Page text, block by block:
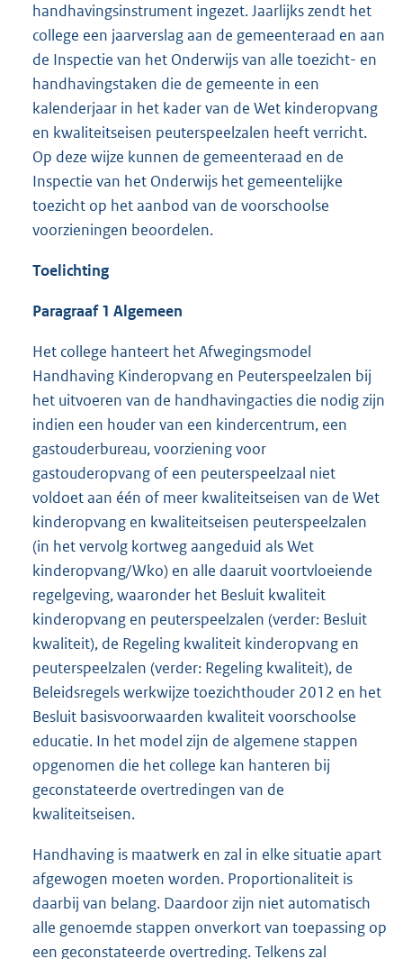
handhavingsinstrument ingezet. Jaarlijks zendt het
college een jaarverslag aan de gemeenteraad en aan
de Inspectie van het Onderwijs van alle toezicht- en
handhavingstaken die de gemeente in een
kalenderjaar in het kader van de Wet kinderopvang
en kwaliteitseisen peuterspeelzalen heeft verricht.
Op deze wijze kunnen de gemeenteraad en de
Inspectie van het Onderwijs het gemeentelijke
toezicht op het aanbod van de voorschoolse
voorzieningen beoordelen.
Toelichting
Paragraaf 1 Algemeen
Het college hanteert het Afwegingsmodel
Handhaving Kinderopvang en Peuterspeelzalen bij
het uitvoeren van de handhavingacties die nodig zijn
indien een houder van een kindercentrum, een
gastouderbureau, voorziening voor
gastouderopvang of een peuterspeelzaal niet
voldoet aan één of meer kwaliteitseisen van de Wet
kinderopvang en kwaliteitseisen peuterspeelzalen
(in het vervolg kortweg aangeduid als Wet
kinderopvang/Wko) en alle daaruit voortvloeiende
regelgeving, waaronder het Besluit kwaliteit
kinderopvang en peuterspeelzalen (verder: Besluit
kwaliteit), de Regeling kwaliteit kinderopvang en
peuterspeelzalen (verder: Regeling kwaliteit), de
Beleidsregels werkwijze toezichthouder 2012 en het
Besluit basisvoorwaarden kwaliteit voorschoolse
educatie. In het model zijn de algemene stappen
opgenomen die het college kan hanteren bij
geconstateerde overtredingen van de
kwaliteitseisen.
Handhaving is maatwerk en zal in elke situatie apart
afgewogen moeten worden. Proportionaliteit is
daarbij van belang. Daardoor zijn niet automatisch
alle genoemde stappen onverkort van toepassing op
een geconstateerde overtreding. Telkens zal